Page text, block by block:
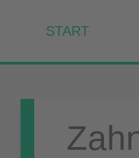
START